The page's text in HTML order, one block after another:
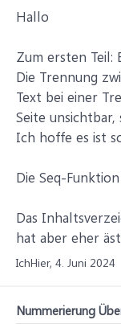
Hallo
Zum ersten Teil:
Die Trennung
Text bei einer
Seite
Ich hoffe es ist
Die Seq-
Das
hat aber eher
IchHier, 4. Juni 2024
Nummerierung